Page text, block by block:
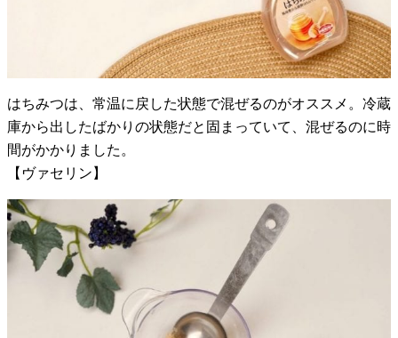
はちみつは、常温に戻した状態で混ぜるのがオススメ。冷蔵
庫から出したばかりの状態だと固まっていて、混ぜるのに時
間がかかりました。
【ヴァセリン】